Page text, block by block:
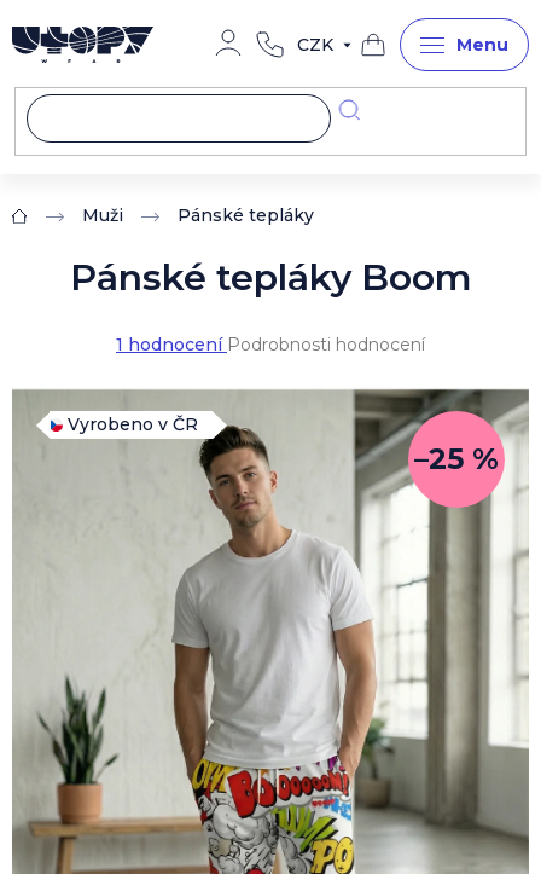
na
obsah
CZK
Nákupní
košík
Domů Muži Pánské tepláky
Pánské tepláky Boom
Průměrné
hodnocení
5,0
1 hodnocení Podrobnosti hodnocení
–25 %
Vyrobeno v ČR